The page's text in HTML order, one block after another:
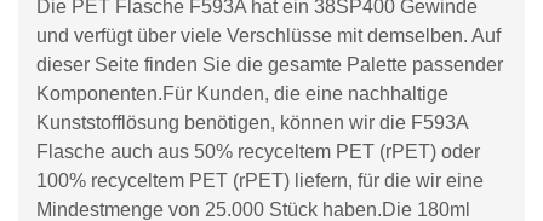
Die PET Flasche F593A hat ein 38SP400 Gewinde
und verfügt über viele Verschlüsse mit demselben. Auf
dieser Seite finden Sie die gesamte Palette passender
Komponenten.Für Kunden, die eine nachhaltige
Kunststofflösung benötigen, können wir die F593A
Flasche auch aus 50% recyceltem PET (rPET) oder
100% recyceltem PET (rPET) liefern, für die wir eine
Mindestmenge von 25.000 Stück haben.Die 180ml